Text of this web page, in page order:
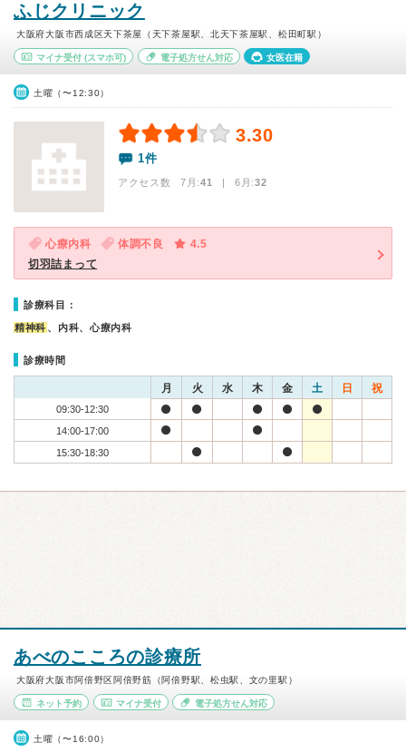
ふじクリニック
大阪府大阪市西成区天下茶屋（天下茶屋駅、北天下茶屋駅、松田町駅）
マイナ受付 (スマホ可) 電子処方せん対応 女医在籍
土曜（〜12:30）
3.30
1件
アクセス数 7月:41 | 6月:32
心療内科 体調不良
4.5
切羽詰まって
診療科目：
精神科 、内科、心療内科
診療時間
月 火 水 木 金 土 日 祝
09:30-12:30
14:00-17:00
15:30-18:30
あべのこころの診療所
大阪府大阪市阿倍野区阿倍野筋（阿倍野駅、松虫駅、文の里駅）
ネット予約 マイナ受付 電子処方せん対応
土曜（〜16:00）